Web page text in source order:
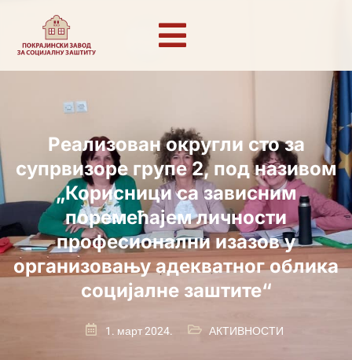
Реализован округли сто за
супрвизоре групе 2, под називом
„Корисници са зависним
поремећајем личности
професионални изазов у
организовању адекватног облика
социјалне заштите“
1. март 2024. АКТИВНОСТИ